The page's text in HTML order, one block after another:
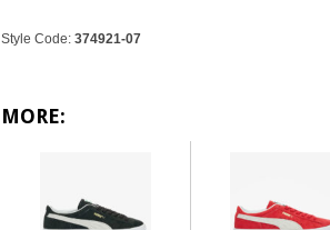
Style Code: 374921-07
MORE: